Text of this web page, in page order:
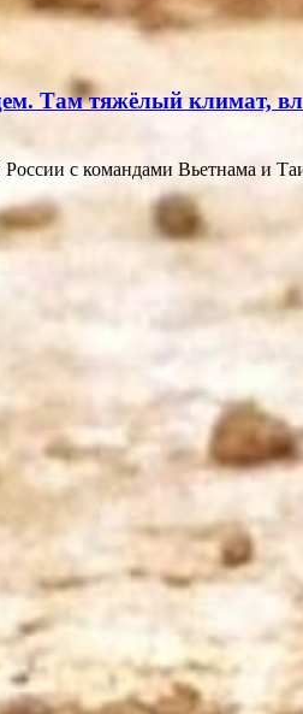
Там тяжёлый климат,
с командами Вьетнама и